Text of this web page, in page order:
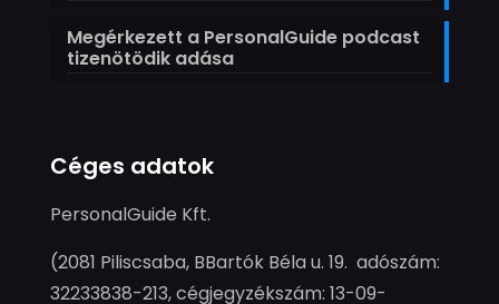
Megérkezett a PersonalGuide podcast
tizenötödik adása
Céges adatok
PersonalGuide Kft.
(2081 Piliscsaba, BBartók Béla u. 19. adószám:
32233838-213, cégjegyzékszám: 13-09-